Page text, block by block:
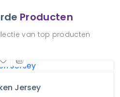
Producten
van top producten
Jersey